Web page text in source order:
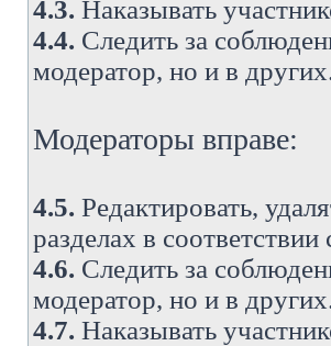
4.3. Наказывать
4.4. Следить за
модератор, но и в
Модераторы вправе:
4.5. Редактировать,
разделах в
4.6. Следить за
модератор, но и в
4.7. Наказывать